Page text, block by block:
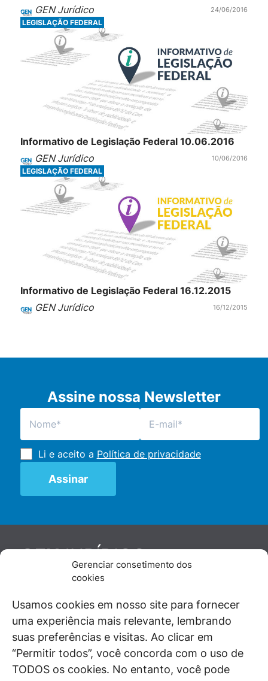
Gerenciar consetimento dos
cookies
Usamos cookies em nosso site para fornecer
uma experiência mais relevante, lembrando
suas preferências e visitas. Ao clicar em
“Permitir todos”, você concorda com o uso de
TODOS os cookies. No entanto, você pode
GEN Jurídico
24/06/2016
LEGISLAÇÃO FEDERAL
Informativo de Legislação Federal 10.06.2016
GEN Jurídico
10/06/2016
LEGISLAÇÃO FEDERAL
Informativo de Legislação Federal 16.12.2015
GEN Jurídico
16/12/2015
Assine nossa Newsletter
Li e aceito a Política de privacidade
GENJURÍDICO
De maneira independente, os autores e
juristas e doutrinadores nacionais, se posicionam
diante de questões relevantes do cotidiano e
universo jurídico.